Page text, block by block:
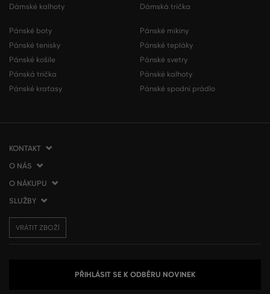
Dámské kalhoty
Dámská trička
Pánské boty
Pánské tenisky
Pánské košile
Pánská trička
Pánské kraťasy
Pánské mikiny
Pánské tepláky
Pánské svetry
Pánské kalhoty
Pánské spodní prádlo
KONTAKT
VERMONT Services Slovakia s. r. o.
Vlčie hrdlo 53
tel.:+420 210 012 200
info@gant.cz
O NÁS
O společnosti
Kontakt
Blog
O NÁKUPU
Jak nakupovat
Vrácení zboží
Zpracování osobních údajů
SLUŽBY
Doprava a platba
Dárkové poukázky
VRÁTIT ZBOŽÍ
PŘIHLÁSIT SE K ODBĚRU NOVINEK